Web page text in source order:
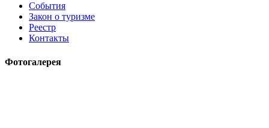
События
Закон о туризме
Реестр
Контакты
Фотогалерея